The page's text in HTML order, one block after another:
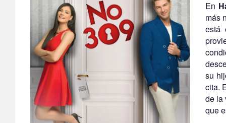
En
más
está
su
cita.
de la
que